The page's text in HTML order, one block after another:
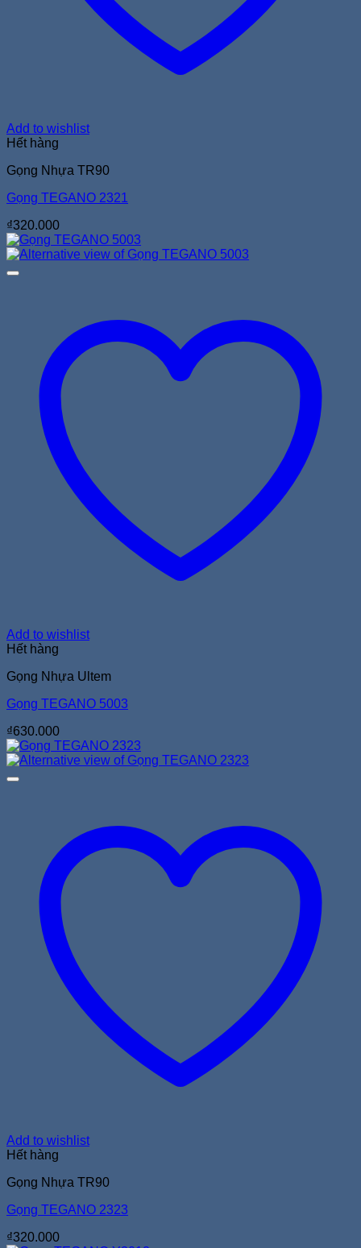
Add to wishlist
Hết hàng
Gọng Nhựa TR90
Gọng TEGANO 2321
₫320.000
Add to wishlist
Hết hàng
Gọng Nhựa Ultem
Gọng TEGANO 5003
₫630.000
Add to wishlist
Hết hàng
Gọng Nhựa TR90
Gọng TEGANO 2323
₫320.000